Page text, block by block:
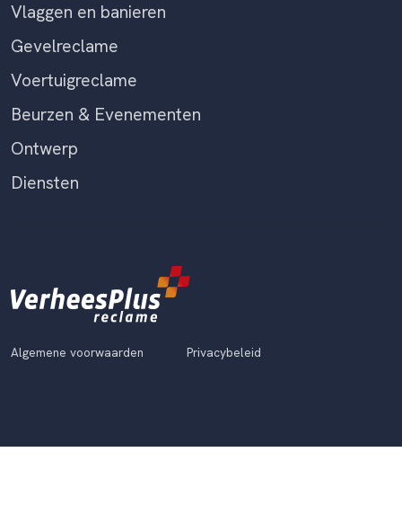
Vlaggen en banieren
Gevelreclame
Voertuigreclame
Beurzen & Evenementen
Ontwerp
Diensten
Algemene voorwaarden Privacybeleid